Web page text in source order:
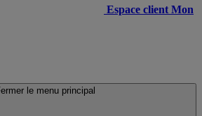
Espace client Mon
le menu principal